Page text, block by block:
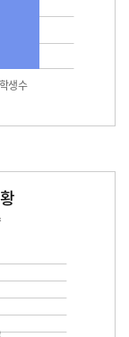
생수